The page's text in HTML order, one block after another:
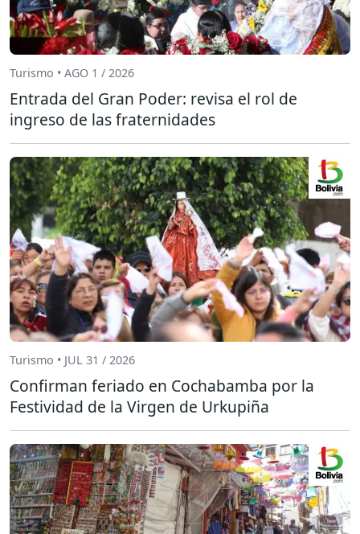
Turismo • AGO 1 / 2026
Entrada del Gran Poder: revisa el rol de
ingreso de las fraternidades
Turismo • JUL 31 / 2026
Confirman feriado en Cochabamba por la
Festividad de la Virgen de Urkupiña